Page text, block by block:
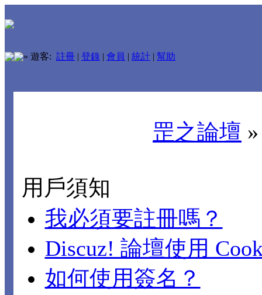
» 遊客: 註冊 | 登錄 | 會員 | 統計 | 幫助
罡之論壇
用戶須知
我必須要註冊嗎？
Discuz! 論壇使用
如何使用簽名？